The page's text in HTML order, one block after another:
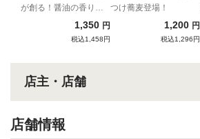
が創る！醤油の香りが
1,350 円
税込1,458円
つけ蕎麦登場！
1,200 円
税込1,296円
店主・店舗
店舗情報